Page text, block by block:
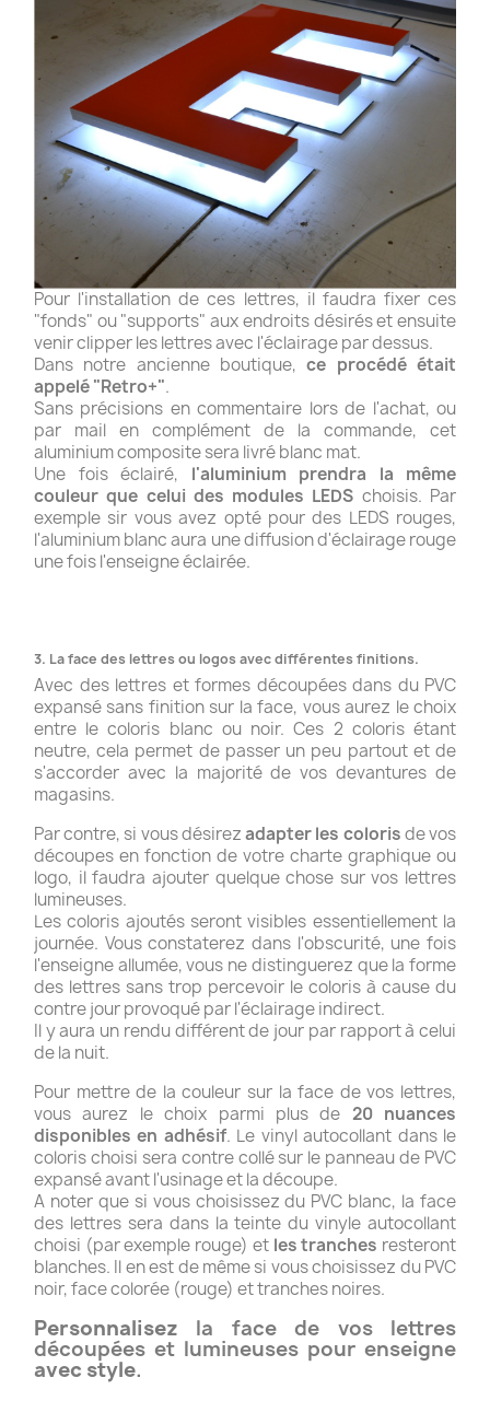
Pour l'installation de ces lettres, il faudra fixer ces
"fonds" ou "supports" aux endroits désirés et ensuite
venir clipper les lettres avec l'éclairage par dessus.
Dans notre ancienne boutique,ce procédé était
appelé "Retro+".
Sans précisions en commentaire lors de l'achat, ou
par mail en complément de la commande, cet
aluminium composite sera livré blanc mat.
Une fois éclairé, l'aluminium prendra la même
couleur que celui des modules LEDS choisis. Par
exemple sir vous avez opté pour des LEDS rouges,
l'aluminium blanc aura une diffusion d'éclairage rouge
une fois l'enseigne éclairée.
3. La face des lettres ou logos avec différentes finitions.
Avec des lettres et formes découpées dans du PVC
expansé sans finition sur la face, vous aurez le choix
entre le coloris blanc ou noir. Ces 2 coloris étant
neutre, cela permet de passer un peu partout et de
s'accorder avec la majorité de vos devantures de
magasins.
Par contre, si vous désirezadapter les colorisde vos
découpes en fonction de votre charte graphique ou
logo, il faudra ajouter quelque chose sur vos lettres
lumineuses.
Les coloris ajoutés seront visibles essentiellement la
journée. Vous constaterez dans l'obscurité, une fois
l'enseigne allumée, vous ne distinguerez que la forme
des lettres sans trop percevoir le coloris à cause du
contre jour provoqué par l'éclairage indirect.
Il y aura un rendu différent de jour par rapport à celui
de la nuit.
Pour mettre de la couleur sur la face de vos lettres,
vous aurez le choix parmi plus de 20 nuances
disponibles en adhésif. Le vinyl autocollant dans le
coloris choisi sera contre collé sur le panneau de PVC
expansé avant l'usinage et la découpe.
A noter que si vous choisissez du PVC blanc, la face
des lettres sera dans la teinte du vinyle autocollant
choisi (par exemple rouge) et les tranches resteront
blanches. Il en est de même si vous choisissez du PVC
noir, face colorée (rouge) et tranches noires.
Personnalisez la face de vos lettres
découpées et lumineuses pour enseigne
avec style.